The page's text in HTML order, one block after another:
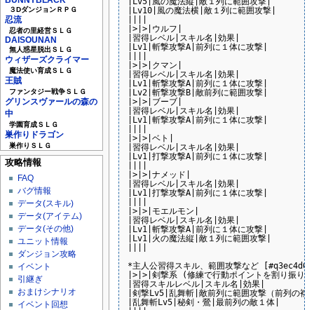
３DダンジョンＲＰＧ
忍流
忍者の里経営ＳＬＧ
DAISOUNAN
無人惑星脱出ＳＬＧ
ウィザーズクライマー
魔法使い育成ＳＬＧ
王賊
ファンタジー戦争ＳＬＧ
グリンスヴァールの森の
中
学園育成ＳＬＧ
巣作りドラゴン
巣作りＳＬＧ
攻略情報
FAQ
バグ情報
データ(スキル)
データ(アイテム)
データ(その他)
ユニット情報
ダンジョン攻略
イベント
引継ぎ
おまけシナリオ
イベント回想
|Lv10|風の魔法横|敵１列に範囲攻撃|
|>|>|ウルフ|
|習得レベル|スキル名|効果|
|Lv1|斬撃攻撃A|前列に１体に攻撃|
|>|>|クマン|
|習得レベル|スキル名|効果|
|Lv1|斬撃攻撃A|前列に１体に攻撃|
|Lv2|斬撃攻撃B|敵前列に範囲攻撃|
|>|>|ブーブ|
|習得レベル|スキル名|効果|
|Lv1|斬撃攻撃A|前列に１体に攻撃|
|>|>|ベト|
|習得レベル|スキル名|効果|
|Lv1|打撃攻撃A|前列に１体に攻撃|
|>|>|ナメッド|
|習得レベル|スキル名|効果|
|Lv1|打撃攻撃A|前列に１体に攻撃|
|>|>|モエルモン|
|習得レベル|スキル名|効果|
|Lv1|斬撃攻撃A|前列に１体に攻撃|
|Lv1|火の魔法縦|敵１列に範囲攻撃|
*主人公習得スキル、範囲攻撃など
|>|>|剣撃系 (修練で行動ポイントを割り振り
|習得スキルレベル|スキル名|効果|
|剣撃Lv5|乱舞斬|敵前列に範囲攻撃（前列の複
|乱舞斬Lv5|秘剣・鶯|最前列の敵１体|